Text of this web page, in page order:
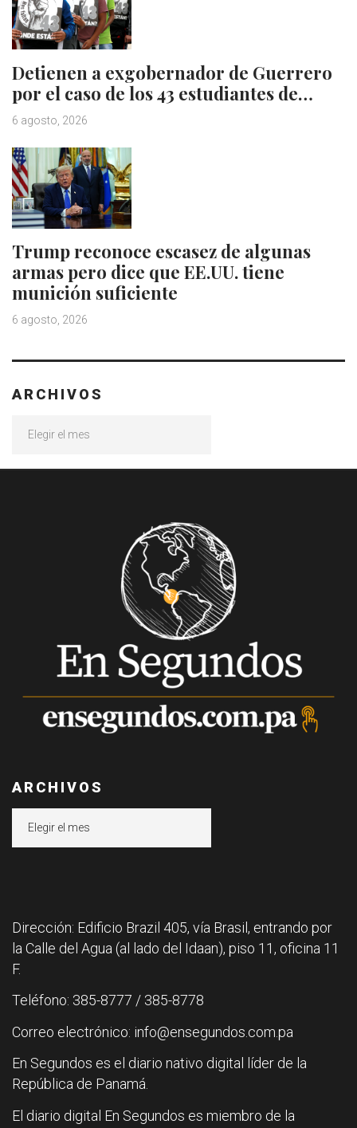
Detienen a exgobernador de Guerrero
por el caso de los 43 estudiantes de…
6 agosto, 2026
Trump reconoce escasez de algunas
armas pero dice que EE.UU. tiene
munición suficiente
6 agosto, 2026
ARCHIVOS
ARCHIVOS
Dirección: Edificio Brazil 405, vía Brasil, entrando por
la Calle del Agua (al lado del Idaan), piso 11, oficina 11
F.
Teléfono: 385-8777 / 385-8778
Correo electrónico: info@ensegundos.com.pa
En Segundos es el diario nativo digital líder de la
República de Panamá.
El diario digital En Segundos es miembro de la